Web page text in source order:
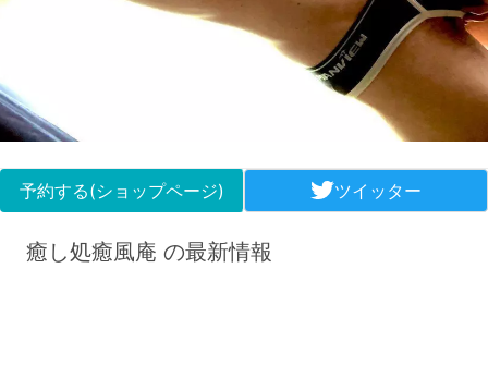
予約する(ショップページ) ツイッター
癒し処癒風庵 の最新情報